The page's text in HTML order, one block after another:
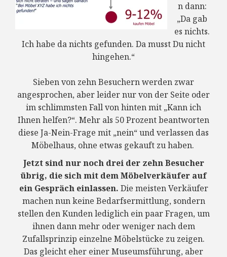
n dann:
„Da gab
es nichts.
Ich habe da nichts gefunden. Da musst Du nicht
hingehen.“
Sieben von zehn Besuchern werden zwar
angesprochen, aber leider nur von der Seite oder
im schlimmsten Fall von hinten mit „Kann ich
Ihnen helfen?“. Mehr als 50 Prozent beantworten
diese Ja-Nein-Frage mit „nein“ und verlassen das
Möbelhaus, ohne etwas gekauft zu haben.
Jetzt sind nur noch drei der zehn Besucher
übrig, die sich mit dem Möbelverkäufer auf
ein Gespräch einlassen. Die meisten Verkäufer
machen nun keine Bedarfsermittlung, sondern
stellen den Kunden lediglich ein paar Fragen, um
ihnen dann mehr oder weniger nach dem
Zufallsprinzip einzelne Möbelstücke zu zeigen.
Das gleicht eher einer Museumsführung, aber